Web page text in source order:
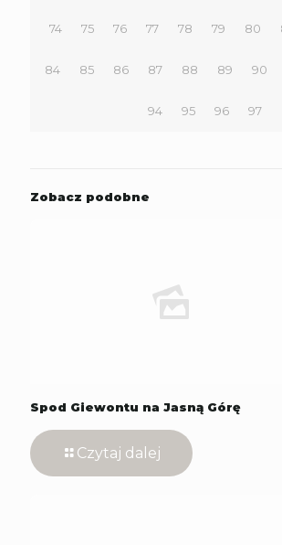
74 75 76 77 78 79 80
84 85 86 87 88 89 90
94 95 96 97
Zobacz podobne
Spod Giewontu na Jasną Górę
Czytaj dalej